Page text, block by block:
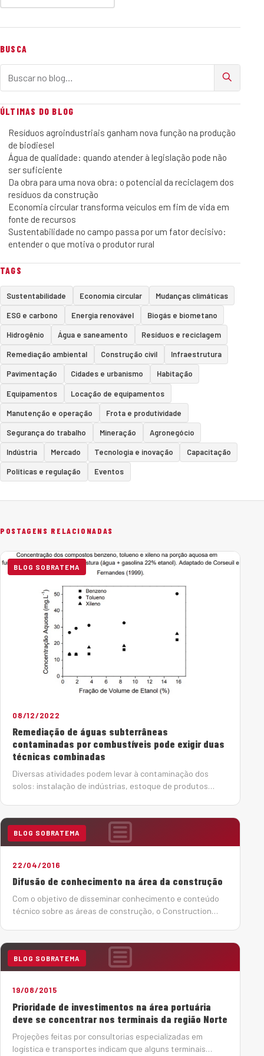
BUSCA
ÚLTIMAS DO BLOG
Resíduos agroindustriais ganham nova função na produção
de biodiesel
Água de qualidade: quando atender à legislação pode não
ser suficiente
Da obra para uma nova obra: o potencial da reciclagem dos
resíduos da construção
Economia circular transforma veículos em fim de vida em
fonte de recursos
Sustentabilidade no campo passa por um fator decisivo:
entender o que motiva o produtor rural
TAGS
Sustentabilidade Economia circular Mudanças climáticas
ESG e carbono Energia renovável Biogás e biometano
Hidrogênio Água e saneamento Resíduos e reciclagem
Remediação ambiental Construção civil Infraestrutura
Pavimentação Cidades e urbanismo Habitação
Equipamentos Locação de equipamentos
Manutenção e operação Frota e produtividade
Segurança do trabalho Mineração Agronegócio
Indústria Mercado Tecnologia e inovação Capacitação
Políticas e regulação Eventos
POSTAGENS RELACIONADAS
BLOG SOBRATEMA
08/12/2022
Remediação de águas subterrâneas
contaminadas por combustíveis pode exigir duas
técnicas combinadas
Diversas atividades podem levar à contaminação dos
solos: instalação de indústrias, estoque de produtos
outras.…
BLOG SOBRATEMA
22/04/2016
Difusão de conhecimento na área da construção
Com o objetivo de disseminar conhecimento e conteúdo
técnico sobre as áreas de construção, o Construction
programação, haverá uma série de palestras, cong…
BLOG SOBRATEMA
19/08/2015
Prioridade de investimentos na área portuária
deve se concentrar nos terminais da região Norte
Projeções feitas por consultorias especializadas em
logística e transportes indicam que alguns terminais